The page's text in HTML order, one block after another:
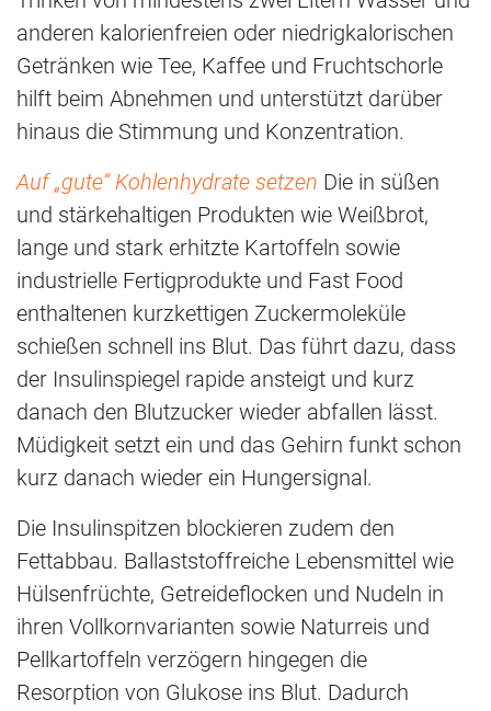
anderen kalorienfreien oder niedrigkalorischen
Getränken wie Tee, Kaffee und Fruchtschorle
hilft beim Abnehmen und unterstützt darüber
hinaus die Stimmung und Konzentration.
Auf „gute“ Kohlenhydrate setzen Die in süßen
und stärkehaltigen Produkten wie Weißbrot,
lange und stark erhitzte Kartoffeln sowie
industrielle Fertigprodukte und Fast Food
enthaltenen kurzkettigen Zuckermoleküle
schießen schnell ins Blut. Das führt dazu, dass
der Insulinspiegel rapide ansteigt und kurz
danach den Blutzucker wieder abfallen lässt.
Müdigkeit setzt ein und das Gehirn funkt schon
kurz danach wieder ein Hungersignal.
Die Insulinspitzen blockieren zudem den
Fettabbau. Ballaststoffreiche Lebensmittel wie
Hülsenfrüchte, Getreideflocken und Nudeln in
ihren Vollkornvarianten sowie Naturreis und
Pellkartoffeln verzögern hingegen die
Resorption von Glukose ins Blut. Dadurch